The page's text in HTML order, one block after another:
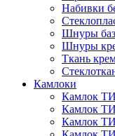
Набивки
Шнуры
Шнуры
Ткань
Камлоки
Камлок
Камлок
Камлок